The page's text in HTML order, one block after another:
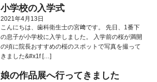
小学校の入学式
2021年4月13日
こんにちは、歯科衛生士の宮﨑です。 先日、1番下
の息子が小学校に入学しました。 入学前の桜が満開
の頃に院長おすすめの桜のスポットで写真を撮って
きました&#x1f […]
娘の作品展へ行ってきました